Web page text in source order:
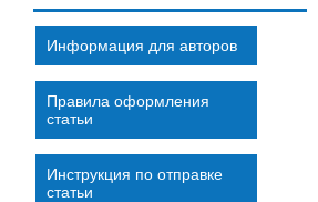
Информация для авторов
Правила оформления
статьи
Инструкция по отправке
статьи